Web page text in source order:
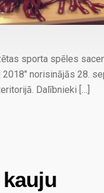
sporta spēles
2018″ norisinājās 28.
Dalībnieki […]